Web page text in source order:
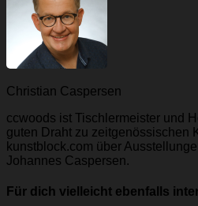
Christian Caspersen
ccwoods ist Tischlermeister und
guten Draht zu zeitgenössischen
kunstblock.com über
Johannes Caspersen.
Für dich vielleicht ebenfalls